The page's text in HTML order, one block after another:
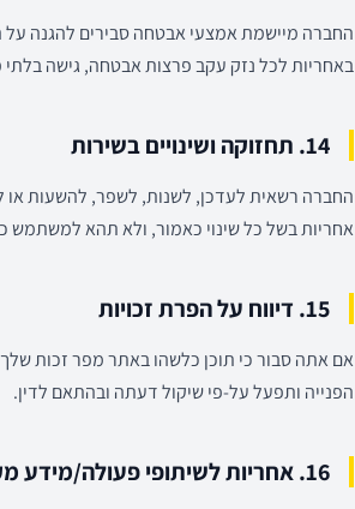
החברה מיישמת אמצעי אבטחה סבירים להגנה
באחריות לכל נזק עקב פרצות אבטחה, גישה
14. תחזוקה ושינויים בשירות
החברה רשאית לעדכן, לשנות, לשפר, להשעות
אחריות בשל כל שינוי כאמור, ולא תהא למשתמש
15. דיווח על הפרת זכויות
אם אתה סבור כי תוכן כלשהו באתר מפר זכות
הפנייה ותפעל על-פי שיקול דעתה ובהתאם לדין.
16. אחריות לשיתופי פעולה/מידע מקצועי